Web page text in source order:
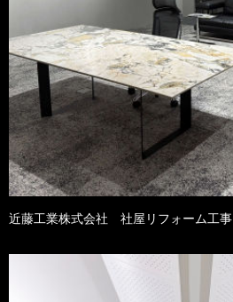
近藤工業株式会社 社屋リフォーム工事